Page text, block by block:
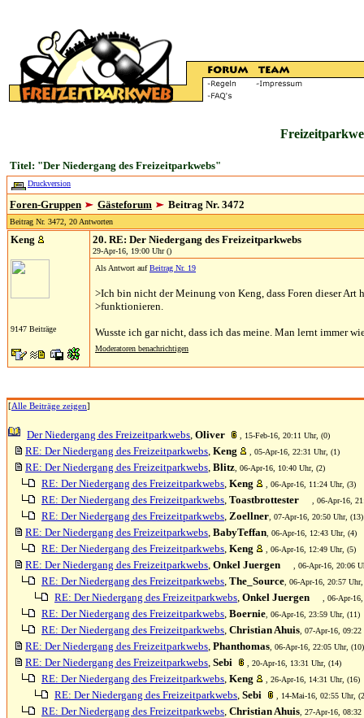
Titel: "Der Niedergang des Freizeitparkwebs"
Druckversion
Foren-Gruppen Gästeforum Beitrag Nr. 3472
Beitrag Nr. 3472, 20 Antworten
Keng
9147 Beiträge
20. RE: Der Niedergang des Freizeitparkwebs
29-Apr-16, 19:00 Uhr ()
Als Antwort aufBeitrag Nr. 19
>Ich bin nicht der Meinung von Keng, dass Foren dieser Art
>funktionieren.
Wusste ich gar nicht, dass ich das meine. Man lernt immer
Moderatoren benachrichtigen
[Alle Beiträge zeigen]
Der Niedergang des Freizeitparkwebs, Oliver , 15-Feb-16, 20:11 Uhr, (0)
RE: Der Niedergang des Freizeitparkwebs, Keng , 05-Apr-16, 22:31 Uhr, (1)
RE: Der Niedergang des Freizeitparkwebs, Blitz , 06-Apr-16, 10:40 Uhr, (2)
RE: Der Niedergang des Freizeitparkwebs, Keng , 06-Apr-16, 11:24 Uhr, (3)
RE: Der Niedergang des Freizeitparkwebs, Toastbrottester , 06-Apr-16,
RE: Der Niedergang des Freizeitparkwebs, Zoellner , 07-Apr-16, 20:50 Uhr, (13)
RE: Der Niedergang des Freizeitparkwebs, BabyTeffan , 06-Apr-16, 12:43 Uhr, (4)
RE: Der Niedergang des Freizeitparkwebs, Keng , 06-Apr-16, 12:49 Uhr, (5)
RE: Der Niedergang des Freizeitparkwebs, Onkel Juergen , 06-Apr-16, 20:06
RE: Der Niedergang des Freizeitparkwebs, The_Source , 06-Apr-16, 20:57
RE: Der Niedergang des Freizeitparkwebs, Onkel Juergen , 06-Apr-
RE: Der Niedergang des Freizeitparkwebs, Boernie , 06-Apr-16, 23:59 Uhr, (11)
RE: Der Niedergang des Freizeitparkwebs, Christian Ahuis , 07-Apr-16,
RE: Der Niedergang des Freizeitparkwebs, Phanthomas , 06-Apr-16, 22:05 Uhr, (10)
RE: Der Niedergang des Freizeitparkwebs, Sebi , 20-Apr-16, 13:31 Uhr, (14)
RE: Der Niedergang des Freizeitparkwebs, Keng , 26-Apr-16, 14:31 Uhr, (16)
RE: Der Niedergang des Freizeitparkwebs, Sebi , 14-Mai-16, 02:55 Uhr,
RE: Der Niedergang des Freizeitparkwebs, Christian Ahuis , 27-Apr-16,